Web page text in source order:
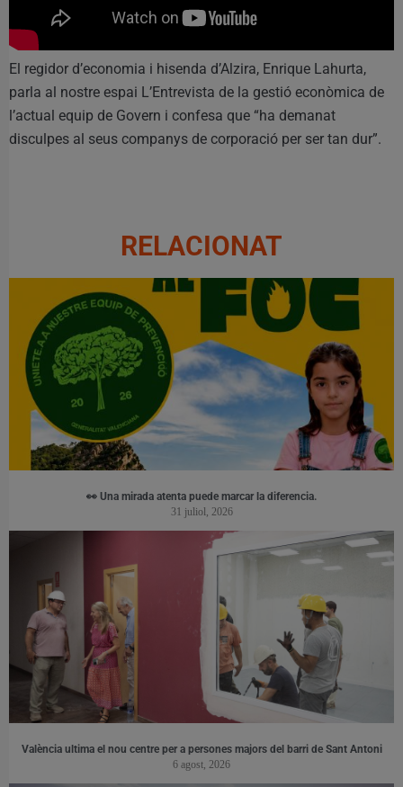
El regidor d’economia i hisenda d’Alzira, Enrique Lahurta,
parla al nostre espai L’Entrevista de la gestió econòmica de
l’actual equip de Govern i confesa que “ha demanat
disculpes al seus companys de corporació per ser tan dur”.
RELACIONAT
👀 Una mirada atenta puede marcar la diferencia.
31 juliol, 2026
València ultima el nou centre per a persones majors del barri de Sant Antoni
6 agost, 2026